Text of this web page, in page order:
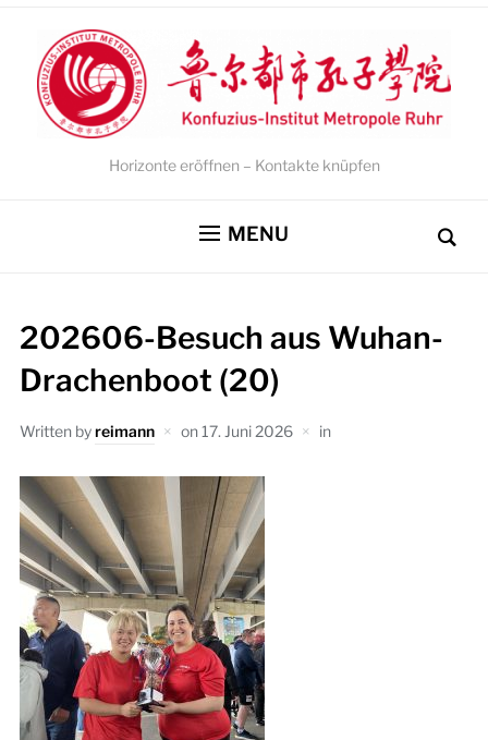
Horizonte eröffnen – Kontakte knüpfen
MENU
202606-Besuch aus Wuhan-
Drachenboot (20)
Written byreimann on17. Juni 2026 in